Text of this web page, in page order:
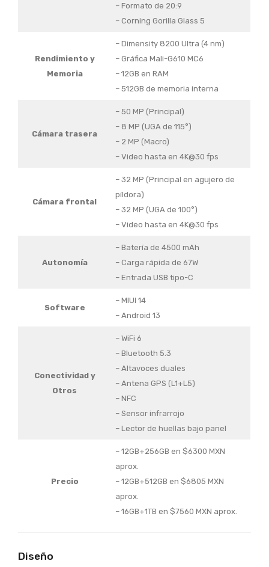
– Formato de 20:9
– Corning Gorilla Glass 5
Rendimiento y
Memoria
– Dimensity 8200 Ultra (4 nm)
– Gráfica Mali-G610 MC6
– 12GB en RAM
– 512GB de memoria interna
Cámara trasera
– 50 MP (Principal)
– 8 MP (UGA de 115°)
– 2 MP (Macro)
– Video hasta en 4K@30 fps
Cámara frontal
– 32 MP (Principal en agujero de
píldora)
– 32 MP (UGA de 100°)
– Video hasta en 4K@30 fps
Autonomía
– Batería de 4500 mAh
– Carga rápida de 67W
– Entrada USB tipo-C
Software
– MIUI 14
– Android 13
Conectividad y
Otros
– WiFi 6
– Bluetooth 5.3
– Altavoces duales
– Antena GPS (L1+L5)
– NFC
– Sensor infrarrojo
– Lector de huellas bajo panel
Precio
– 12GB+256GB en $6300 MXN
aprox.
– 12GB+512GB en $6805 MXN
aprox.
– 16GB+1TB en $7560 MXN aprox.
Diseño